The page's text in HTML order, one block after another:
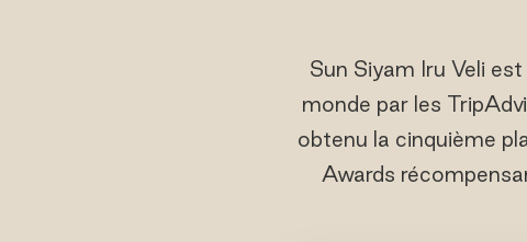
Sun Siyam Iru Veli
monde par les
obtenu la cinquième
Awards